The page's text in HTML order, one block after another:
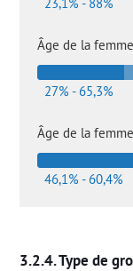
Âge de la
27% - 65,3%
Âge de la
46,1% - 60,4%
Type de